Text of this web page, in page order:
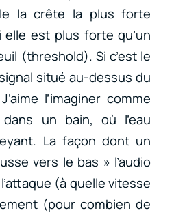
la crête la plus forte
est plus forte qu’un
(threshold). Si c’est le
situé au-dessus du
l’imaginer comme
un bain, où l’eau
La façon dont un
vers le bas » l’audio
(à quelle vitesse
(pour combien de